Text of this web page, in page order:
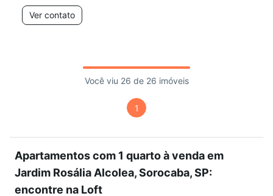
Ver contato
Você viu 26 de 26 imóveis
1
Apartamentos com 1 quarto à venda em
Jardim Rosália Alcolea, Sorocaba, SP:
encontre na Loft